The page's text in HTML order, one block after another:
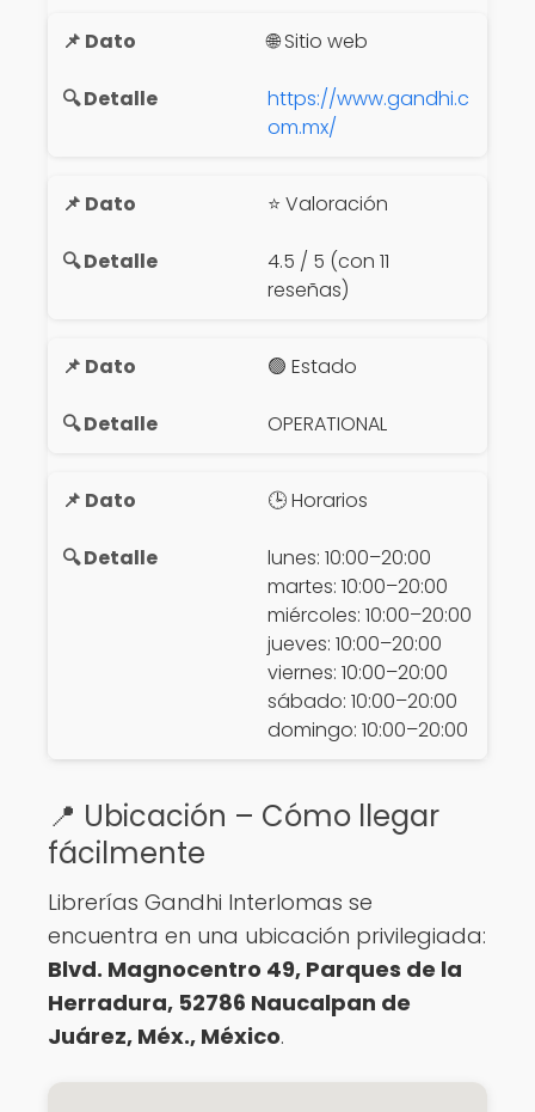
🌐 Sitio web
https://www.gandhi.c
om.mx/
⭐ Valoración
4.5 / 5 (con 11
reseñas)
🟢 Estado
OPERATIONAL
🕒 Horarios
lunes: 10:00–20:00
martes: 10:00–20:00
miércoles: 10:00–20:00
jueves: 10:00–20:00
viernes: 10:00–20:00
sábado: 10:00–20:00
domingo: 10:00–20:00
📍 Ubicación – Cómo llegar
fácilmente
Librerías Gandhi Interlomas se
encuentra en una ubicación privilegiada:
Blvd. Magnocentro 49, Parques de la
Herradura, 52786 Naucalpan de
Juárez, Méx., México.